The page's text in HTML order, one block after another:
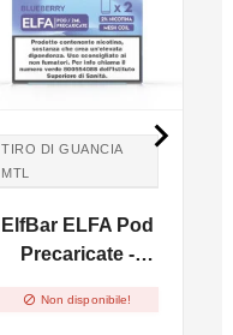
TIRO DI GUANCIA
MTL
MTL
ElfBar ELFA Pod
Precaricate -
 Non disponibile!
